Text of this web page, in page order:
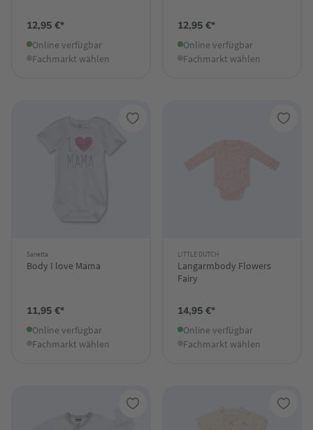
12,95 €*
Online verfügbar
Fachmarkt wählen
12,95 €*
Online verfügbar
Fachmarkt wählen
Sanetta
Body I love Mama
11,95 €*
Online verfügbar
Fachmarkt wählen
LITTLE DUTCH
Langarmbody Flowers
Fairy
14,95 €*
Online verfügbar
Fachmarkt wählen